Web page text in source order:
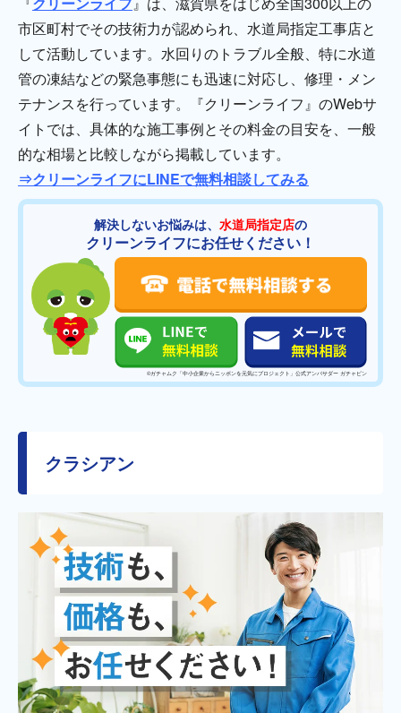
市区町村でその技術力が認められ、水道局指定工事店と
して活動しています。水回りのトラブル全般、特に水道
管の凍結などの緊急事態にも迅速に対応し、修理・メン
テナンスを行っています。『クリーンライフ』のWebサ
イトでは、具体的な施工事例とその料金の目安を、一般
的な相場と比較しながら掲載しています。
⇒クリーンライフにLINEで無料相談してみる
解決しないお悩みは、 水道局指定店の
クリーンライフにお任せください！
©️ガチャムク「中小企業からニッポンを元気にプロジェクト」公式アンバサダー ガチャピン
クラシアン